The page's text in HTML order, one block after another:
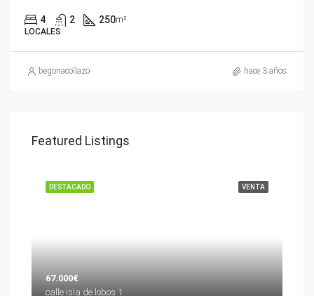
4 2 250m²
LOCALES
begonacollazo hace 3 años
Featured Listings
VENTA
DESTACADO
67.000€
calle isla de lobos 1